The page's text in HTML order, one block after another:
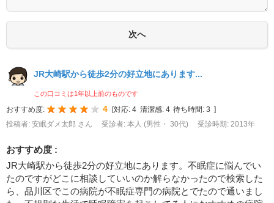
JR大崎駅から徒歩2分の好立地にあります...
この口コミは1年以上前のものです
おすすめ度: 4 対応: 4 清潔感: 4 待ち時間: 3
投稿者: 安眠ダメ太郎 さん
受診者: 本人 (男性・ 30代) 受診時期: 2013年
おすすめ度 :
JR大崎駅から徒歩2分の好立地にあります。不眠症に悩んでい
たのですがどこに相談していいのか解らなかったので検索した
ら、品川区でこの病院が不眠症専門の病院とでたので通いまし